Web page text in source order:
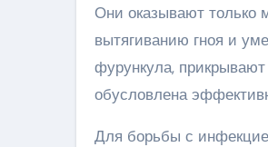
Они оказывают только
вытягиванию гноя и
фурункула,
обусловлена
Для борьбы с